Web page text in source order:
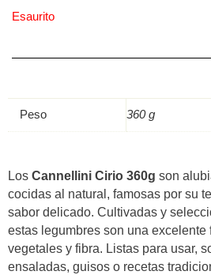
Esaurito
Peso 360 g
Los Cannellini Cirio 360g son
cocidas al natural, famosas por su
sabor delicado. Cultivadas y
estas legumbres son una excelente
vegetales y fibra. Listas para usar,
ensaladas, guisos o recetas